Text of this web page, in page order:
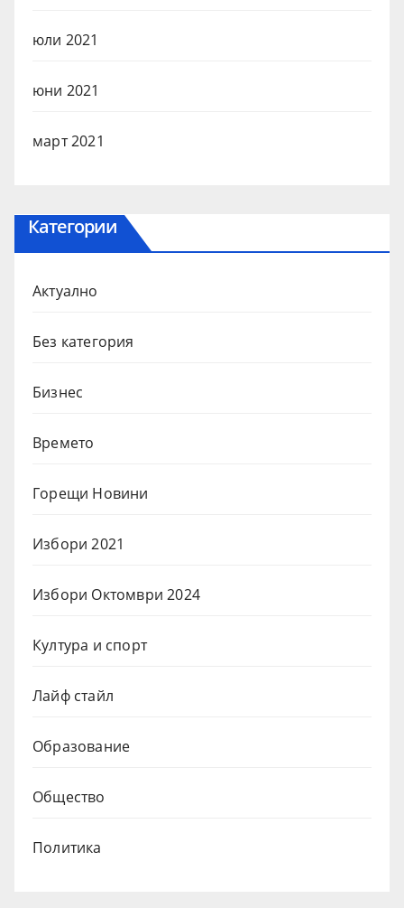
юли 2021
юни 2021
март 2021
Категории
Актуално
Без категория
Бизнес
Времето
Горещи Новини
Избори 2021
Избори Октомври 2024
Култура и спорт
Лайф стайл
Образование
Общество
Политика